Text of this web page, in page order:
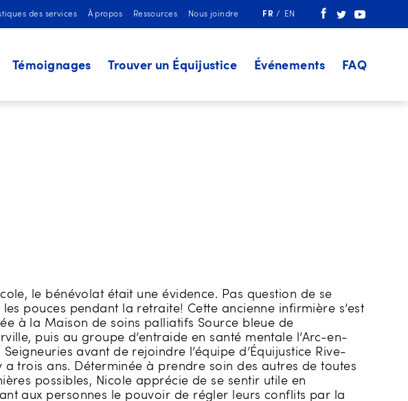
des services À propos Ressources Nous joindre FR EN
Témoignages Trouver un Équijustice Événements FAQ
le bénévolat était une évidence. Pas question de se
pouces pendant la retraite! Cette ancienne infirmière s’est
à la Maison de soins palliatifs Source bleue de
puis au groupe d’entraide en santé mentale l’Arc-en-
Seigneuries avant de rejoindre l’équipe d’Équijustice Rive-
a trois ans. Déterminée à prendre soin des autres de toutes
possibles, Nicole apprécie de se sentir utile en
aux personnes le pouvoir de régler leurs conflits par la